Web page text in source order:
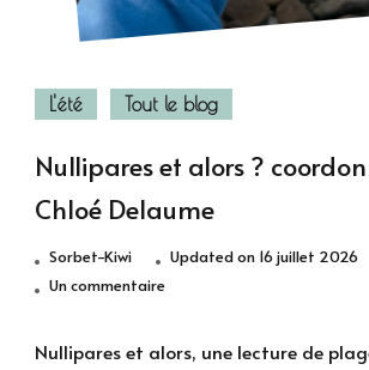
L'été Tout le blog
Nullipares et alors ?
Chloé Delaume
Sorbet-Kiwi Updated on 16 juillet 2026
Un commentairesur
Nullipares et alors, une lecture de